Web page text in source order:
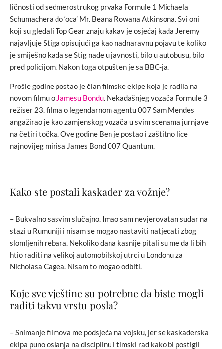
ličnosti od sedmerostrukog prvaka Formule 1 Michaela
Schumachera do ‘oca’ Mr. Beana Rowana Atkinsona. Svi oni
koji su gledali Top Gear znaju kakav je osjećaj kada Jeremy
najavljuje Stiga opisujući ga kao nadnaravnu pojavu te koliko
je smiješno kada se Stig nađe u javnosti, bilo u autobusu, bilo
pred policijom. Nakon toga otpušten je sa BBC-ja.
Prošle godine postao je član filmske ekipe koja je radila na
novom filmu o Jamesu Bondu. Nekadašnjeg vozača Formule 3
režiser 23. filma o legendarnom agentu 007 Sam Mendes
angažirao je kao zamjenskog vozača u svim scenama jurnjave
na četiri točka. Ove godine Ben je postao i zaštitno lice
najnovijeg mirisa James Bond 007 Quantum.
Kako ste postali kaskader za vožnje?
– Bukvalno sasvim slučajno. Imao sam nevjerovatan sudar na
stazi u Rumuniji i nisam se mogao nastaviti natjecati zbog
slomljenih rebara. Nekoliko dana kasnije pitali su me da li bih
htio raditi na velikoj automobilskoj utrci u Londonu za
Nicholasa Cagea. Nisam to mogao odbiti.
Koje sve vještine su potrebne da biste mogli
raditi takvu vrstu posla?
– Snimanje filmova me podsjeća na vojsku, jer se kaskaderska
ekipa puno oslanja na disciplinu i timski rad kako bi postigli